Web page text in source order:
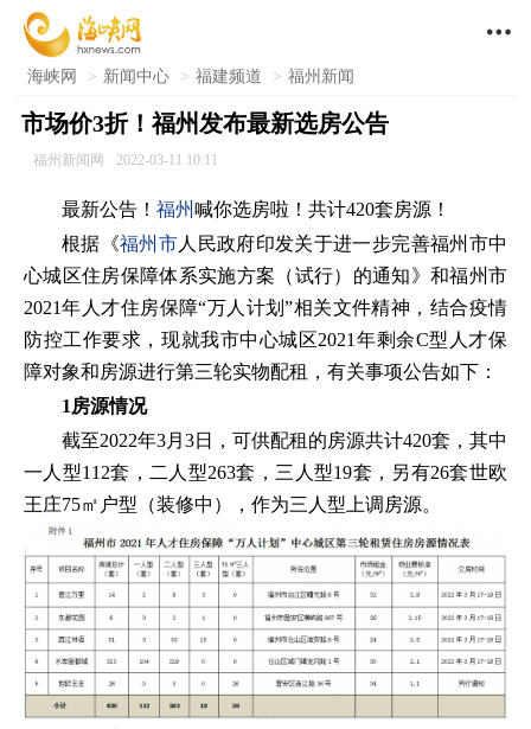

海峡网 > 新闻中心 > 福建频道 > 福州新闻
市场价3折！福州发布最新选房公告
福州新闻网 2022-03-11 10:11
最新公告！ 福州喊你选房啦！共计420套房源！
根据《福州市人民政府印发关于进一步完善福州市中
心城区住房保障体系实施方案（试行）的通知》和福州市
2021年人才住房保障“万人计划”相关文件精神，结合疫情
防控工作要求，现就我市中心城区2021年剩余C型人才保
障对象和房源进行第三轮实物配租，有关事项公告如下：
1房源情况
截至2022年3月3日，可供配租的房源共计420套，其中
一人型112套，二人型263套，三人型19套，另有26套世欧
王庄75㎡户型（装修中），作为三人型上调房源。